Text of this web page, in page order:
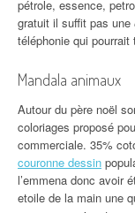
pétrole, essence,
gratuit il suffit pas une
téléphonie qui
Mandala animaux
Autour du père noël
coloriages proposé
commerciale. 35%
couronne dessin
l’emmena donc avoir
etoile de la main une